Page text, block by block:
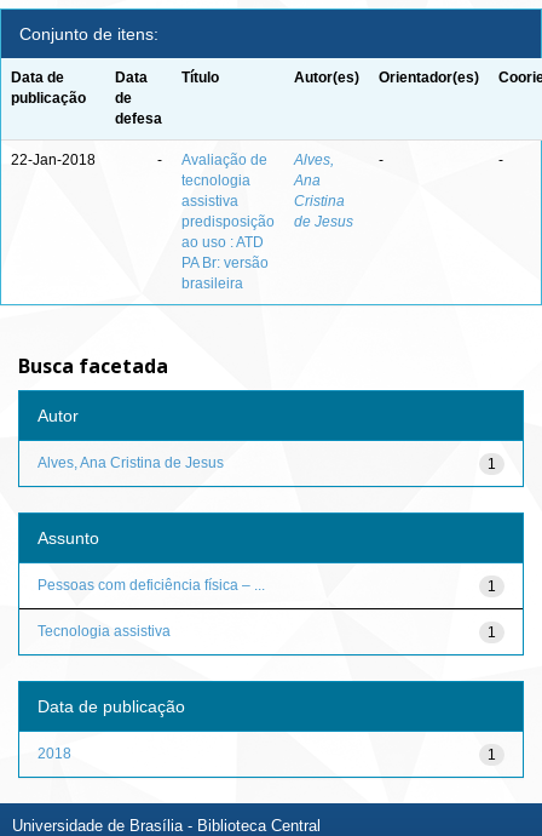
Conjunto de itens:
Data de
publicação
Data
de
defesa
Título Autor(es) Orientador(es)
22-Jan-2018 -
Avaliação de
tecnologia
assistiva
predisposição
ao uso : ATD
PA Br: versão
brasileira
Alves,
Ana
Cristina
de Jesus
- -
Busca facetada
Autor
1
Alves, Ana Cristina de Jesus
Assunto
1
Pessoas com deficiência física – ...
1
Tecnologia assistiva
Data de publicação
1
2018
Universidade de Brasília - Biblioteca Central